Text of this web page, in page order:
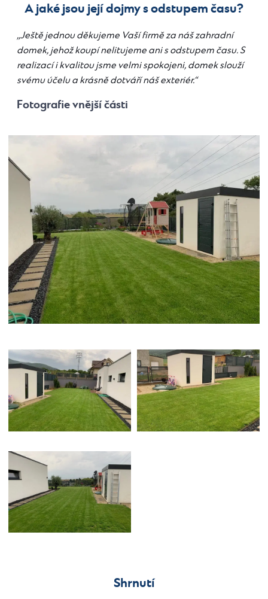
A jaké jsou její dojmy s odstupem času?
,,Ještě jednou děkujeme Vaší firmě za náš zahradní
domek, jehož koupí nelitujeme ani s odstupem času. S
realizací i kvalitou jsme velmi spokojeni, domek slouží
svému účelu a krásně dotváří náš exteriér.“
Fotografie vnější části
Shrnutí